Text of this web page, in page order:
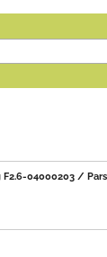
04000203 /